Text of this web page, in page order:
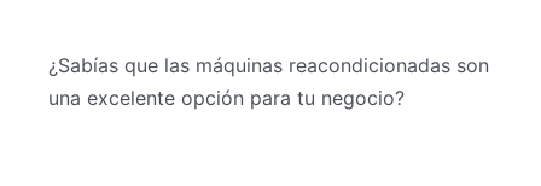
¿Sabías que las máquinas reacondicionadas son
una excelente opción para tu negocio?